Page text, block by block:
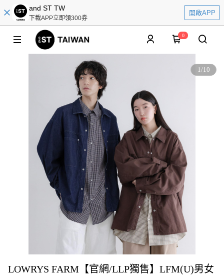
and ST TW
下載APP立即領300券
開啟APP
0
1/10
LOWRYS FARM【官網/LLP獨售】LFM(U)男女